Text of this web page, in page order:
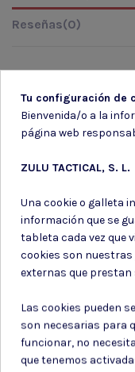
Reseñas(0)
Puede darse de baja en
Consiento el uso de
Tu configuración de
Bienvenida/o a la
página web
ZULU TACTICAL, S. L.
Una cookie o galleta
información que se
tableta cada vez que
cookies son
externas que
Las cookies pueden
son necesarias para
funcionar, no
que tenemos